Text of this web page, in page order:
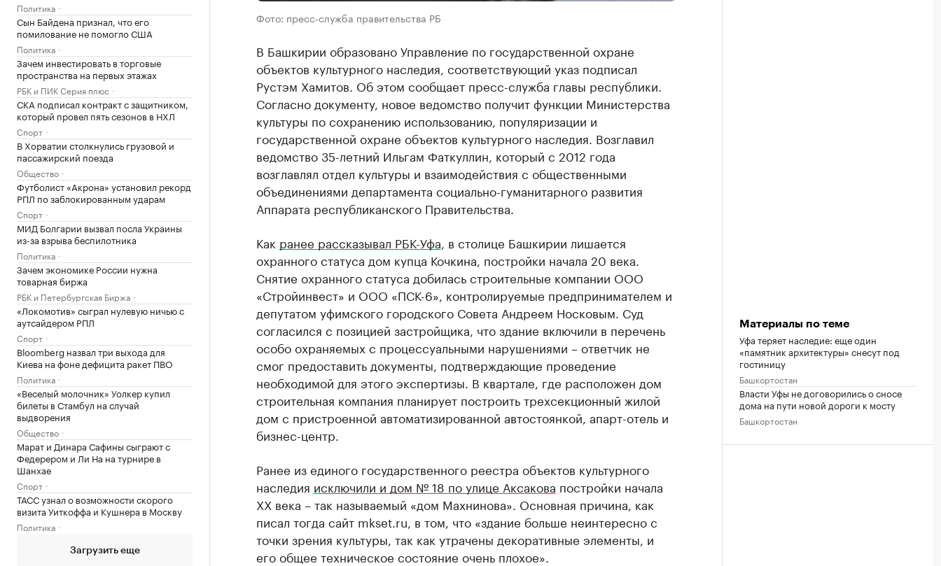
Политика
Сын Байдена признал, что его
помилование не помогло США
Политика
Зачем инвестировать в торговые
пространства на первых этажах
РБК и ПИК Серия плюс
СКА подписал контракт с защитником,
который провел пять сезонов в НХЛ
Спорт
В Хорватии столкнулись грузовой и
пассажирский поезда
Общество
Футболист «Акрона» установил рекорд
РПЛ по заблокированным ударам
Спорт
МИД Болгарии вызвал посла Украины
из-за взрыва беспилотника
Политика
Зачем экономике России нужна
товарная биржа
РБК и Петербургская Биржа
«Локомотив» сыграл нулевую ничью с
аутсайдером РПЛ
Спорт
Bloomberg назвал три выхода для
Киева на фоне дефицита ракет ПВО
Политика
«Веселый молочник» Уолкер купил
билеты в Стамбул на случай
выдворения
Общество
Марат и Динара Сафины сыграют с
Федерером и Ли На на турнире в
Шанхае
Спорт
ТАСС узнал о возможности скорого
визита Уиткоффа и Кушнера в Москву
Политика
Загрузить еще
Фото: пресс-служба правительства РБ
В Башкирии образовано Управление по государственной охране
объектов культурного наследия, соответствующий указ подписал
Рустэм Хамитов. Об этом сообщает пресс-служба главы республики.
Согласно документу, новое ведомство получит функции Министерства
культуры по сохранению использованию, популяризации и
государственной охране объектов культурного наследия. Возглавил
ведомство 35-летний Ильгам Фаткуллин, который с 2012 года
возглавлял отдел культуры и взаимодействия с общественными
объединениями департамента социально-гуманитарного развития
Аппарата республиканского Правительства.
Как ранее рассказывал РБК-Уфа , в столице Башкирии лишается
охранного статуса дом купца Кочкина, постройки начала 20 века.
Снятие охранного статуса добилась строительные компании ООО
«Стройинвест» и ООО «ПСК-6», контролируемые предпринимателем и
депутатом уфимского городского Совета Андреем Носковым. Суд
согласился с позицией застройщика, что здание включили в перечень
особо охраняемых с процессуальными нарушениями – ответчик не
смог предоставить документы, подтверждающие проведение
необходимой для этого экспертизы. В квартале, где расположен дом
строительная компания планирует построить трехсекционный жилой
дом с пристроенной автоматизированной автостоянкой, апарт-отель и
бизнес-центр.
Ранее из единого государственного реестра объектов культурного
наследия исключили и дом № 18 по улице Аксакова постройки начала
XX века – так называемый «дом Махнинова». Основная причина, как
писал тогда сайт mkset.ru, в том, что «здание больше неинтересно с
точки зрения культуры, так как утрачены декоративные элементы, и
его общее техническое состояние очень плохое».
Материалы по теме
Уфа теряет наследие: еще один
«памятник архитектуры» снесут под
гостиницу
Башкортостан
Власти Уфы не договорились о сносе
дома на пути новой дороги к мосту
Башкортостан